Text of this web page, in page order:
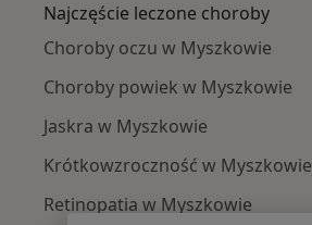
Najczęście leczone choroby
Choroby oczu w Myszkowie
Choroby powiek w Myszkowie
Jaskra w Myszkowie
Krótkowzroczność w Myszkowie
Retinopatia w Myszkowie